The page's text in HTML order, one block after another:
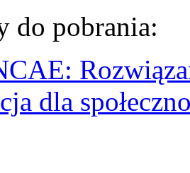
do pobrania:
dla